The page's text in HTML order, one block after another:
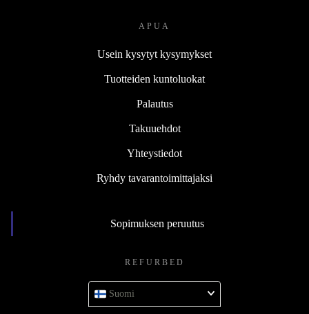
APUA
Usein kysytyt kysymykset
Tuotteiden kuntoluokat
Palautus
Takuuehdot
Yhteystiedot
Ryhdy tavarantoimittajaksi
Sopimuksen peruutus
REFURBED
Suomi